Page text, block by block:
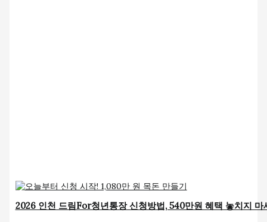
2026 인천 드림For청년통장 신청방법, 540만원 혜택 놓치지 마